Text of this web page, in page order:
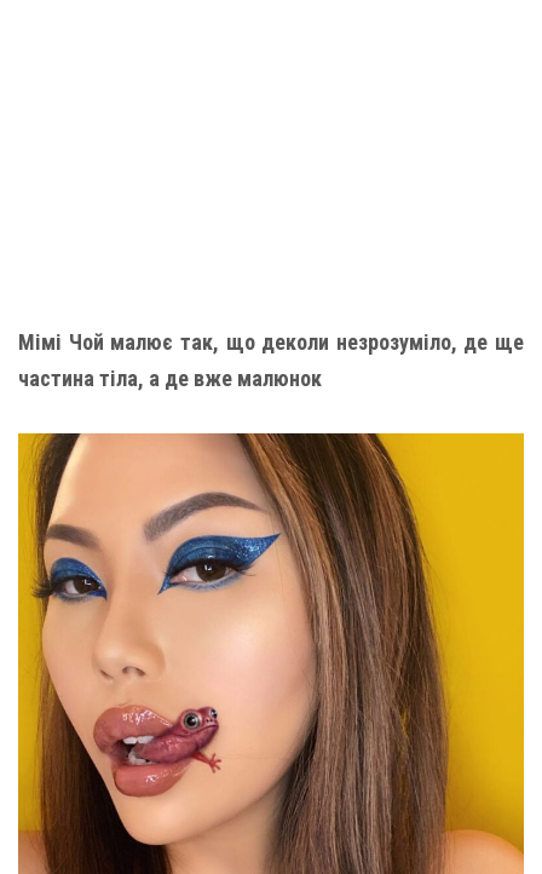
Мімі Чой малює так, що деколи незрозуміло, де ще
частина тіла, а де вже малюнок